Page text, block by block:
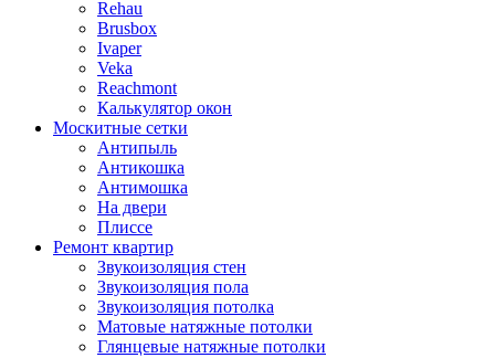
Rehau
Brusbox
Ivaper
Veka
Reachmont
Калькулятор окон
Москитные сетки
Антипыль
Антикошка
Антимошка
На двери
Плиссе
Ремонт квартир
Звукоизоляция стен
Звукоизоляция пола
Звукоизоляция потолка
Матовые натяжные потолки
Глянцевые натяжные потолки